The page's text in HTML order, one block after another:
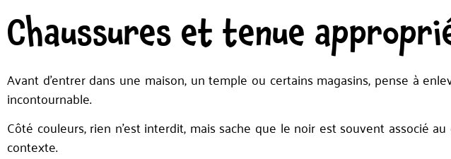
Chaussures et tenue
Avant d’entrer dans une maison, un temple ou certains magasins, pense à
incontournable.
Côté couleurs, rien n’est interdit, mais sache que le noir est souvent associé
contexte.